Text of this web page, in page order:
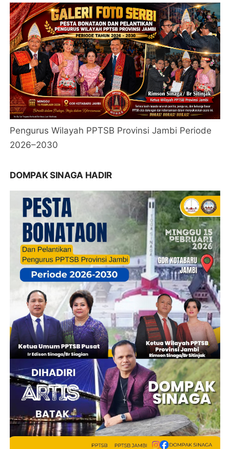
Pengurus Wilayah PPTSB Provinsi Jambi Periode
2026–2030
DOMPAK SINAGA HADIR